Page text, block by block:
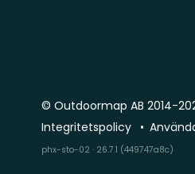
© Outdoormap AB 2014-
Integritetspolicy
phx-sto-02 · 26.7.1 (449747a8c)